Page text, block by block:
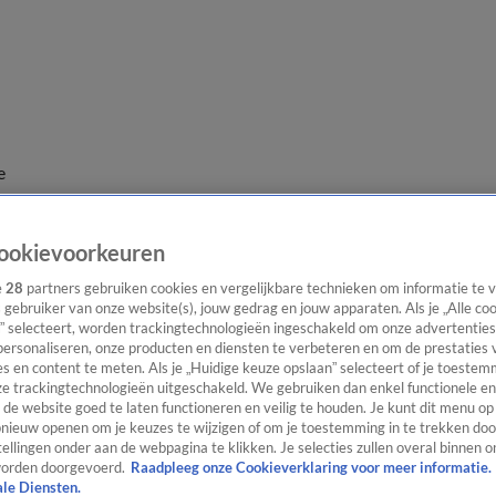
28 partners gebruiken cookies en vergelijkbare technieken om informatie te
gebruiker van onze website(s), jouw gedrag en jouw apparaten. Als je „Alle
selecteert, worden trackingtechnologieën ingeschakeld om onze
onze producten en diensten te verbeteren en om de prestaties
en content te meten. Als je „Huidige keuze opslaan” selecteert of je
trackingtechnologieën uitgeschakeld. We gebruiken dan enkel functionele
de website goed te laten functioneren en veilig te houden. Je kunt dit menu
openen om je keuzes te wijzigen of om je toestemming in te trekken
onder aan de webpagina te klikken. Je selecties zullen overal binnen
doorgevoerd. Raadpleeg onze Cookieverklaring voor meer informatie.
Diensten.